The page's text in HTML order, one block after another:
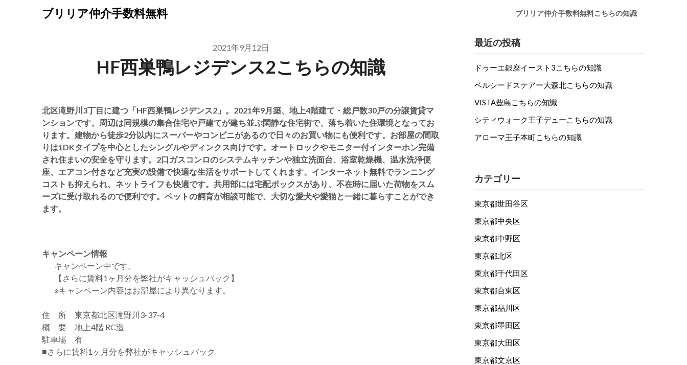
ブリリア仲介手数料無料 ブリリア仲介手数料無料こちらの知識
2021年9月12日
HF西巣鴨レジデンス2こちらの知識
北区滝野川3丁目に建つ「HF西巣鴨レジデンス2」。2021年9月築、地上4階建て・総戸数30戸の分譲賃貸マ
ンションです。周辺は同規模の集合住宅や戸建てが建ち並ぶ閑静な住宅街で、落ち着いた住環境となってお
ります。建物から徒歩2分以内にスーパーやコンビニがあるので日々のお買い物にも便利です。お部屋の間取
りは1DKタイプを中心としたシングルやディンクス向けです。オートロックやモニター付インターホン完備
され住まいの安全を守ります。2口ガスコンロのシステムキッチンや独立洗面台、浴室乾燥機、温水洗浄便
座、エアコン付きなど充実の設備で快適な生活をサポートしてくれます。インターネット無料でランニング
コストも抑えられ、ネットライフも快適です。共用部には宅配ボックスがあり、不在時に届いた荷物をスム
ーズに受け取れるので便利です。ペットの飼育が相談可能で、大切な愛犬や愛猫と一緒に暮らすことができ
ます。
キャンペーン情報
キャンペーン中です。
【さらに賃料1ヶ月分を弊社がキャッシュバック】
※キャンペーン内容はお部屋により異なります。
住 所 東京都北区滝野川3-37-4
概 要 地上4階 RC造
駐車場 有
■さらに賃料1ヶ月分を弊社がキャッシュバック
最近の投稿
ドゥーエ銀座イースト3こちらの知識
ベルシードステアー大森北こちらの知識
VISTA豊島こちらの知識
シティウォーク王子デューこちらの知識
アローマ王子本町こちらの知識
カテゴリー
東京都世田谷区
東京都中央区
東京都中野区
東京都北区
東京都千代田区
東京都台東区
東京都品川区
東京都墨田区
東京都大田区
東京都文京区